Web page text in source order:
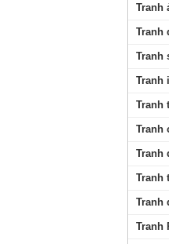
Tranh
Tranh
Tranh
Tranh
Tranh
Tranh
Tranh
Tranh
Tranh
Tranh